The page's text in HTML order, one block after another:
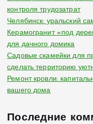
контроля трудозатрат
Челябинск: уральский
Керамогранит «под
для дачного домика
Садовые скамейки для
сделать территорию
Ремонт кровли:
вашего дома
Последние